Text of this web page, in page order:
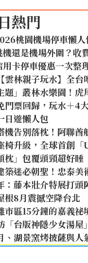
熱門
桃園機場停車懶
機還是機場外圍？收
用卡停車優惠一次整
【雲林親子玩水】全
題」叢林水樂園！虎
門票回歸，玩水＋4
日遊懶人包
機告別落枕！阿聯酋
椅升級，全球首創
枕」包覆頭頸超好睡
築迷必朝聖！忠泰美
：藤本壯介特展打頭
根8月震撼空降台北
市區15分鐘的嘉義祕
「台版神隱少女湯屋
、湖景窯烤披薩與人